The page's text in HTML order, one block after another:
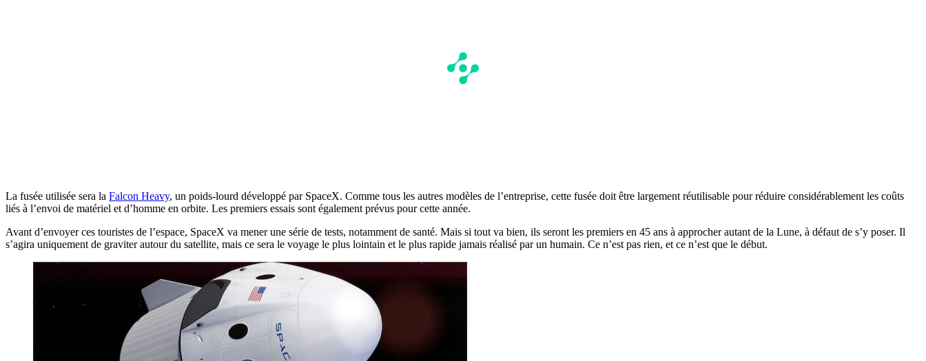
La fusée utilisée sera la Falcon Heavy, un poids-lourd développé par SpaceX. Comme tous les autres modèles de l’entreprise, cette fusée doit être largement réutilisable pour réduire considérablement les coûts
liés à l’envoi de matériel et d’homme en orbite. Les premiers essais sont également prévus pour cette année.
Avant d’envoyer ces touristes de l’espace, SpaceX va mener une série de tests, notamment de santé. Mais si tout va bien, ils seront les premiers en 45 ans à approcher autant de la Lune, à défaut de s’y poser. Il
s’agira uniquement de graviter autour du satellite, mais ce sera le voyage le plus lointain et le plus rapide jamais réalisé par un humain. Ce n’est pas rien, et ce n’est que le début.